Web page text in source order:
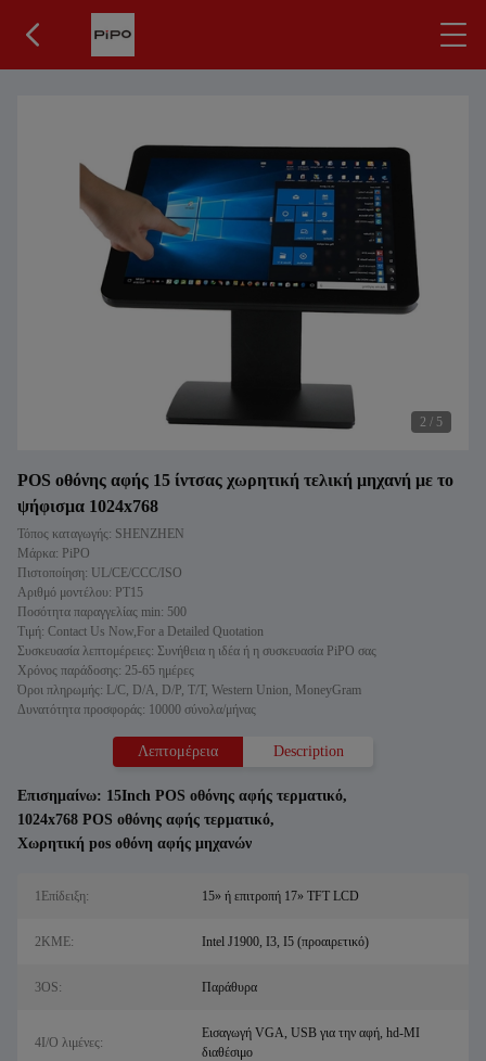
2 / 5
POS οθόνης αφής 15 ίντσας χωρητική τελική μηχανή με το
ψήφισμα 1024x768
Τόπος καταγωγής: SHENZHEN
Μάρκα: PiPO
Πιστοποίηση: UL/CE/CCC/ISO
Αριθμό μοντέλου: PT15
Ποσότητα παραγγελίας min: 500
Τιμή: Contact Us Now,For a Detailed Quotation
Συσκευασία λεπτομέρειες: Συνήθεια η ιδέα ή η συσκευασία PiPO σας
Χρόνος παράδοσης: 25-65 ημέρες
Όροι πληρωμής: L/C, D/A, D/P, T/T, Western Union, MoneyGram
Δυνατότητα προσφοράς: 10000 σύνολα/μήνας
Λεπτομέρεια Description
Επισημαίνω: 15Inch POS οθόνης αφής τερματικό,
1024x768 POS οθόνης αφής τερματικό,
Χωρητική pos οθόνη αφής μηχανών
1Επίδειξη: 15» ή επιτροπή 17» TFT LCD
2ΚΜΕ: Intel J1900, I3, I5 (προαιρετικό)
3OS: Παράθυρα
4I/O λιμένες:
Εισαγωγή VGA, USB για την αφή, hd-MI
διαθέσιμο